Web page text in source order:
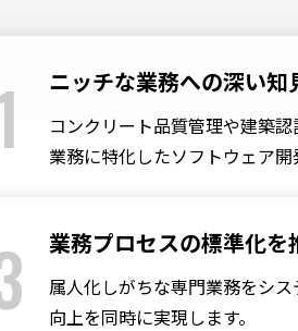
ニッチな業務への深い知
コンクリート品質管理や建築
業務に特化したソフトウェア開
業務プロセスの標準化を
属人化しがちな専門業務をシ
向上を同時に実現します。